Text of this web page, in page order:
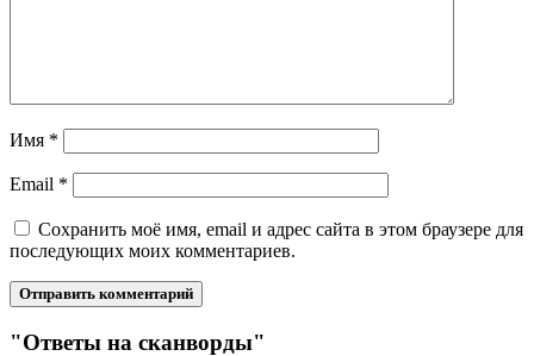
Имя *
Email *
Сохранить моё имя, email и адрес сайта в этом браузере для
последующих моих комментариев.
"Ответы на сканворды"